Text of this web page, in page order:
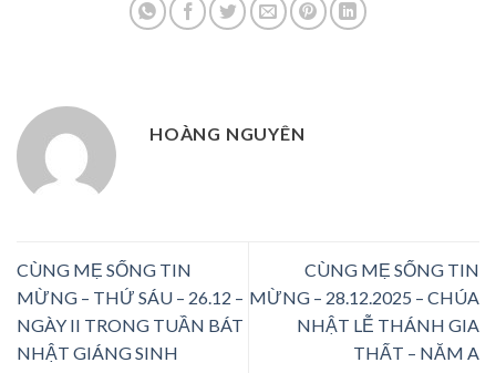
HOÀNG NGUYÊN
CÙNG MẸ SỐNG TIN
MỪNG – THỨ SÁU – 26.12 –
NGÀY II TRONG TUẦN BÁT
NHẬT GIÁNG SINH
CÙNG MẸ SỐNG TIN
MỪNG – 28.12.2025 – CHÚA
NHẬT LỄ THÁNH GIA
THẤT – NĂM A